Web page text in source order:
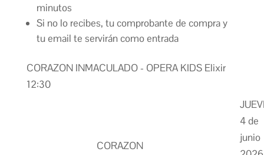
minutos
Si no lo recibes, tu comprobante de compra y
tu email te servirán como entrada
CORAZON INMACULADO - OPERA KIDS Elixir
12:30
CORAZON
4 de
junio